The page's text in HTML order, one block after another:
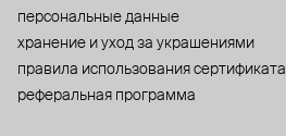
персональные данные
хранение и уход за украшениями
правила использования сертификата
реферальная программа